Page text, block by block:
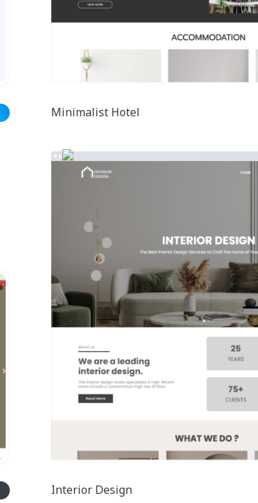
Minimalist Hotel
Interior Design